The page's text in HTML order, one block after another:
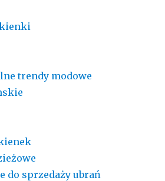
trendy modowe
do sprzedaży ubrań